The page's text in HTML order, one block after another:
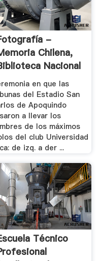
-
Chilena,
Nacional
en que las
del Estadio San
de Apoquindo
a llevar los
de los máximos
del club Universidad
de izq. a der ...
Técnico